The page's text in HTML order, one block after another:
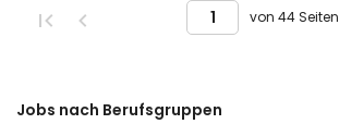
von 44 Seiten
Jobs nach Berufsgruppen